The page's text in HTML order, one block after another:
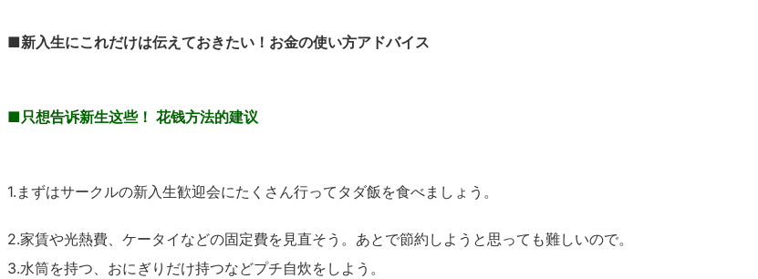
■新入生にこれだけは伝えておきたい！お金の使い方アドバイス
■只想告诉新生这些！ 花钱方法的建议
1.まずはサークルの新入生歓迎会にたくさん行ってタダ飯を食べましょう。
2.家賃や光熱費、ケータイなどの固定費を見直そう。あとで節約しようと思っても難しいので。
3.水筒を持つ、おにぎりだけ持つなどプチ自炊をしよう。